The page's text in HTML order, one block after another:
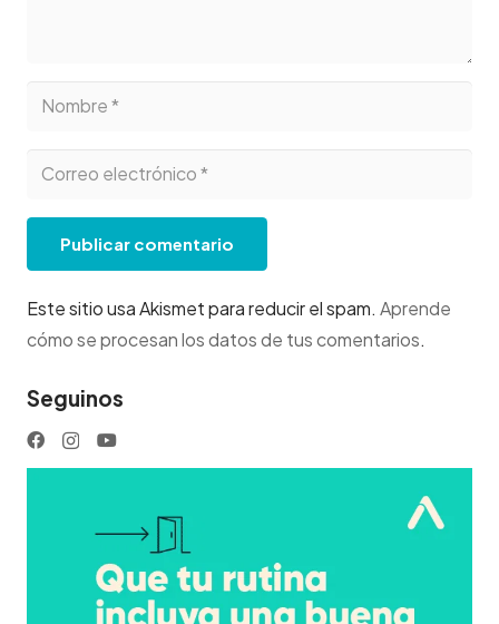
Publicar comentario
Este sitio usa Akismet para reducir el spam. Aprende
cómo se procesan los datos de tus comentarios.
Seguinos